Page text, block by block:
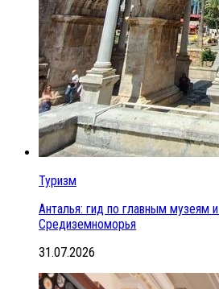
Туризм
Анталья: гид по главным музеям
Средиземноморья
31.07.2026